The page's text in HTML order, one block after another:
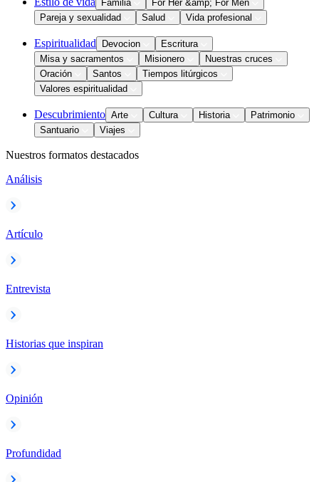
Familia
For Her &amp; For Men
Pareja y sexualidad
Salud Vida profesional
Espiritualidad Devocion
Escritura
Misa y sacramentos
Misionero
Nuestras cruces
Oración
Santos
Tiempos litúrgicos
Valores espiritualidad
Descubrimiento Arte Cultura Historia
Patrimonio
Santuario
Viajes
Nuestros formatos destacados
Análisis
Artículo
Entrevista
Historias que inspiran
Opinión
Profundidad